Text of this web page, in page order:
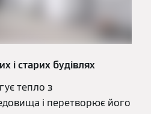
і старих будівлях
тепло з
і перетворює його